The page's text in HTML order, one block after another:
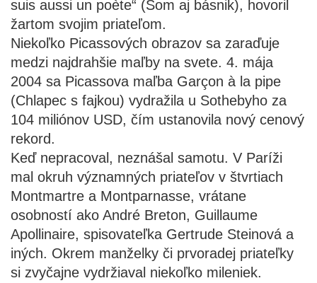
suis aussi un poète“ (Som aj básnik), hovoril
žartom svojim priateľom.
Niekoľko Picassových obrazov sa zaraďuje
medzi najdrahšie maľby na svete. 4. mája
2004 sa Picassova maľba Garçon à la pipe
(Chlapec s fajkou) vydražila u Sothebyho za
104 miliónov USD, čím ustanovila nový cenový
rekord.
Keď nepracoval, neznášal samotu. V Paríži
mal okruh významných priateľov v štvrtiach
Montmartre a Montparnasse, vrátane
osobností ako André Breton, Guillaume
Apollinaire, spisovateľka Gertrude Steinová a
iných. Okrem manželky či prvoradej priateľky
si zvyčajne vydržiaval niekoľko mileniek.